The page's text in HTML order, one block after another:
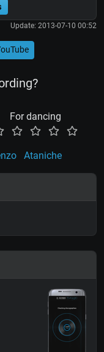
Update: 2013-07-10 00:52
For dancing
Ataniche